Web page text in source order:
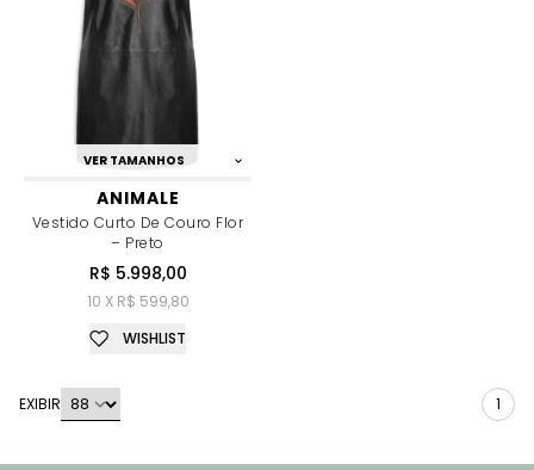
VER TAMANHOS
ANIMALE
Vestido Curto De Couro Flor
– Preto
R$ 5.998,00
10 X R$ 599,80
WISHLIST
EXIBIR 1